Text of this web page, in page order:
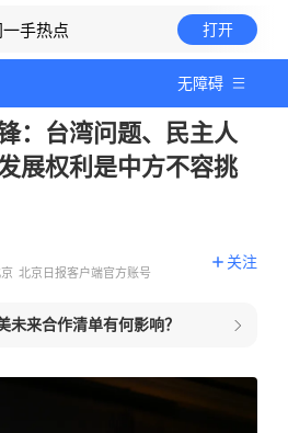
一手热点 打开
无障碍
：台湾问题、民主人
展权利是中方不容挑
北京日报客户端官方账号
关注
未来合作清单有何影响？